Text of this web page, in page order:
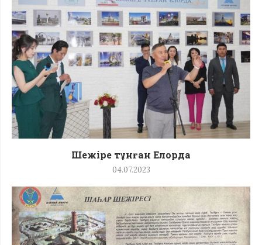
Шежіре тұнған Елорда
04.07.2023